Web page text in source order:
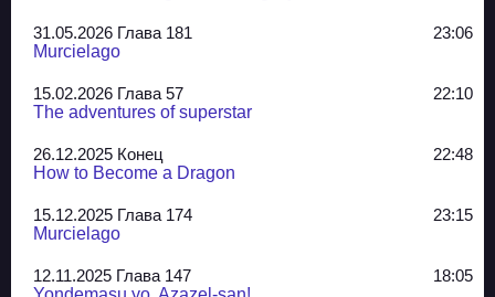
31.05.2026 Глава 181
23:06
Murcielago
15.02.2026 Глава 57
22:10
The adventures of superstar
26.12.2025 Конец
22:48
How to Become a Dragon
15.12.2025 Глава 174
23:15
Murcielago
12.11.2025 Глава 147
18:05